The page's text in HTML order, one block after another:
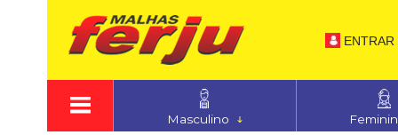
ENTRAR
Masculino